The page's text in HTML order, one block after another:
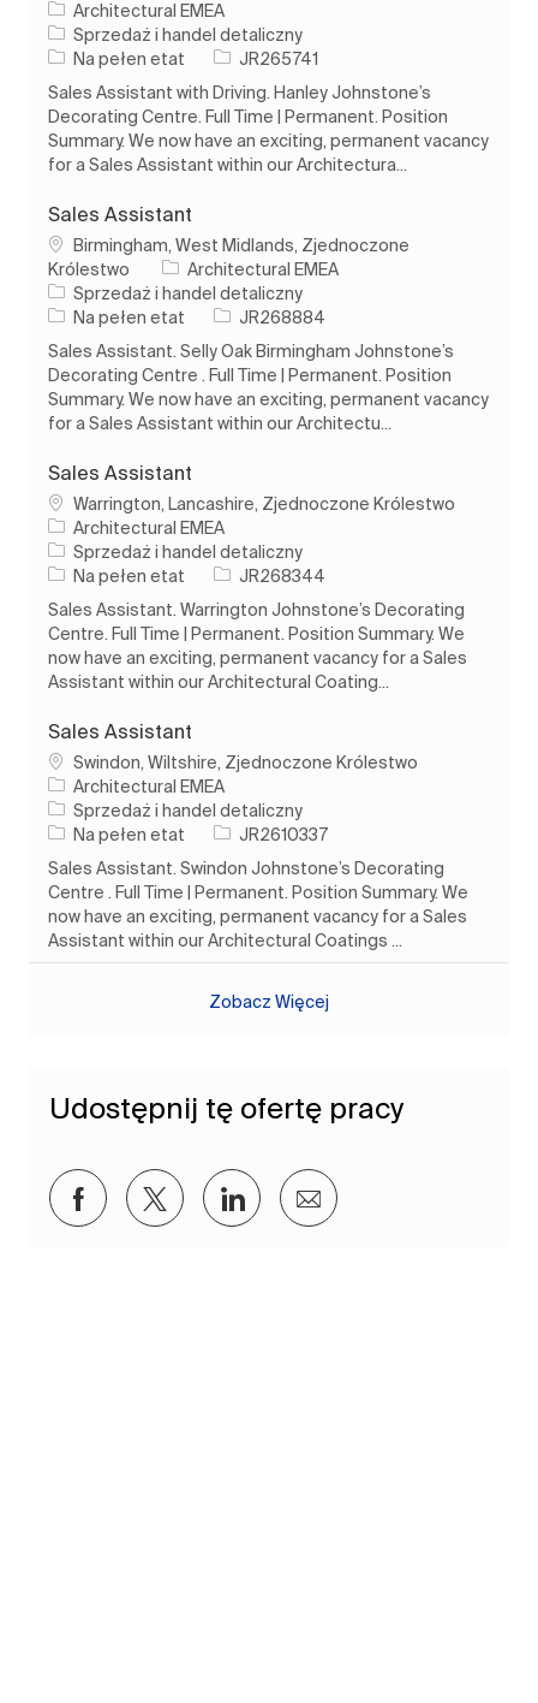
Architectural EMEA
Kategoria
Sprzedaż i handel detaliczny
Rodzaj pracy
Na pełen etat Identyfikator zadania
JR265741
Sales Assistant with Driving. Hanley Johnstone’s
Decorating Centre. Full Time | Permanent. Position
Summary. We now have an exciting, permanent vacancy
for a Sales Assistant within our Architectura...
Sales Assistant
Lokalizacja
Birmingham, West Midlands, Zjednoczone
Królestwo
Architectural EMEA
Kategoria
Sprzedaż i handel detaliczny
Rodzaj pracy
Na pełen etat Identyfikator zadania
JR268884
Sales Assistant. Selly Oak Birmingham Johnstone’s
Decorating Centre . Full Time | Permanent. Position
Summary. We now have an exciting, permanent vacancy
for a Sales Assistant within our Architectu...
Sales Assistant
Lokalizacja
Warrington, Lancashire, Zjednoczone Królestwo
Architectural EMEA
Kategoria
Sprzedaż i handel detaliczny
Rodzaj pracy
Na pełen etat Identyfikator zadania
JR268344
Sales Assistant. Warrington Johnstone’s Decorating
Centre. Full Time | Permanent. Position Summary. We
now have an exciting, permanent vacancy for a Sales
Assistant within our Architectural Coating...
Sales Assistant
Lokalizacja
Swindon, Wiltshire, Zjednoczone Królestwo
Architectural EMEA
Kategoria
Sprzedaż i handel detaliczny
Rodzaj pracy
Na pełen etat Identyfikator zadania
JR2610337
Sales Assistant. Swindon Johnstone’s Decorating
Centre . Full Time | Permanent. Position Summary. We
now have an exciting, permanent vacancy for a Sales
Assistant within our Architectural Coatings ...
Zobacz Więcej
Udostępnij tę ofertę pracy
Udostępnij przez Facebook
Udostępnij przez twitter
Udostępnij przez LinkedIn
Udostępnij przez